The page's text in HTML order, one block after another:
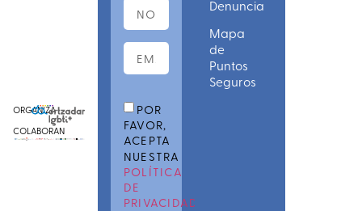
ORGANIZA
COLABORAN
POR
FAVOR,
ACEPTA
NUESTRA
POLÍTICA
DE
PRIVACIDAD
Denuncia
Mapa
de
Puntos
Seguros